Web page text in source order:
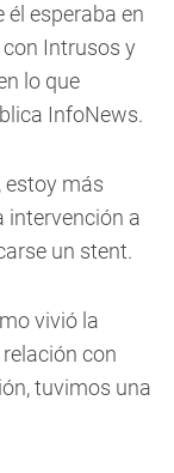
él esperaba en
con Intrusos y
lo que
InfoNews.
estoy más
intervención a
un stent.
vivió la
con
tuvimos una